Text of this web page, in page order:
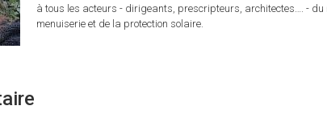
à tous les acteurs - dirigeants, prescripteurs, architectes…. - du
menuiserie et de la protection solaire.